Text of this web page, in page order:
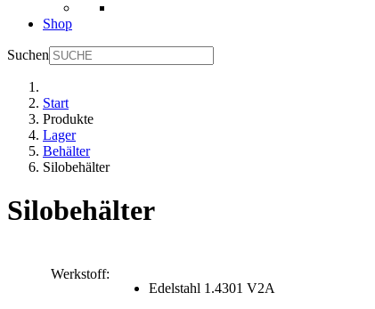
Shop
Suchen
Start
Produkte
Lager
Behälter
Silobehälter
Silobehälter
Werkstoff:
Edelstahl 1.4301 V2A